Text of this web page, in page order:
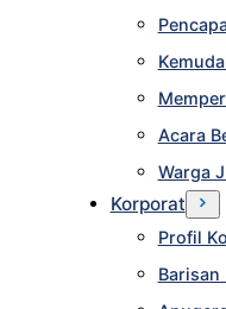
Acara
Warga
Korporat
Profil
Barisan